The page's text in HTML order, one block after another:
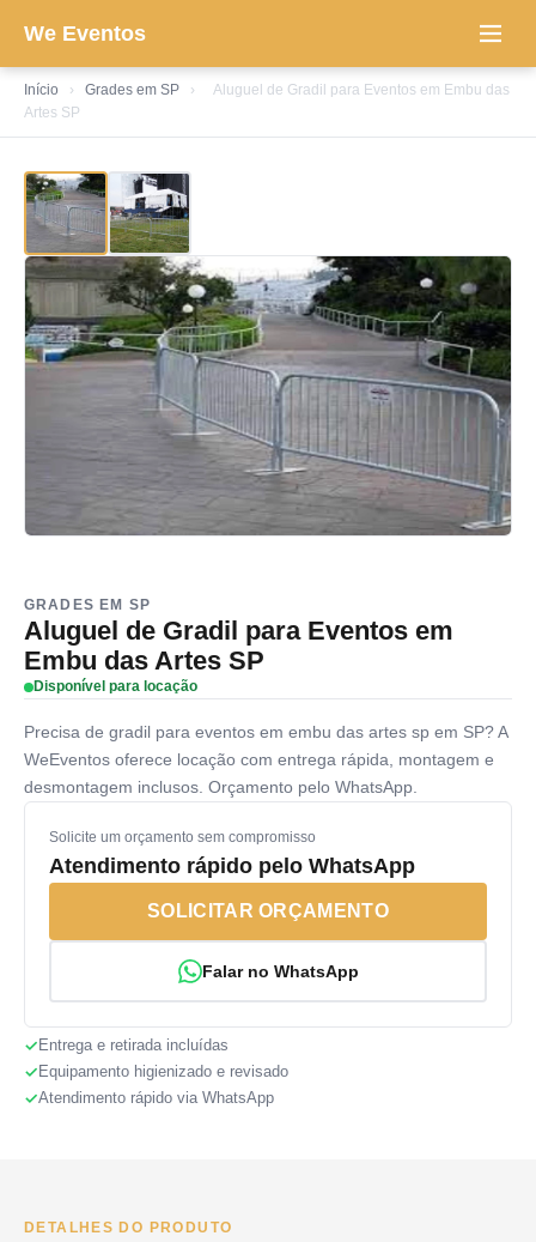
We Eventos
Início › Grades em SP ›
Aluguel de Gradil para Eventos em Embu das
Artes SP
GRADES EM SP
Aluguel de Gradil para Eventos em
Embu das Artes SP
Disponível para locação
Precisa de gradil para eventos em embu das artes sp em SP? A
WeEventos oferece locação com entrega rápida, montagem e
desmontagem inclusos. Orçamento pelo WhatsApp.
Solicite um orçamento sem compromisso
Atendimento rápido pelo WhatsApp
SOLICITAR ORÇAMENTO
Falar no WhatsApp
Entrega e retirada incluídas
Equipamento higienizado e revisado
Atendimento rápido via WhatsApp
DETALHES DO PRODUTO